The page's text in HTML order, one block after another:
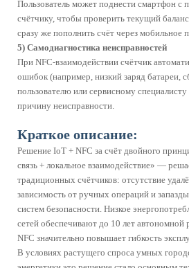
Социальные обязательства
Инновации и качество
Связаться с нами
ZENNER
Профиль компании
Корпоративная культура
Новости
Пользователь может поднести смартфон с
счётчику, чтобы проверить текущий
сразу же пополнить счёт через мобильное
5) Самодиагностика неисправностей
При NFC-взаимодействии счётчик
ошибок (например, низкий заряд батареи,
пользователю или сервисному
причину неисправности.
Краткое описание:
Решение IoT + NFC за счёт двойного
связь + локальное взаимодействие» —
традиционных счётчиков: отсутствие
зависимость от ручных операций и
систем безопасности. Низкое
сетей обеспечивают до 10 лет автономной
NFC значительно повышает гибкость
В условиях растущего спроса умных